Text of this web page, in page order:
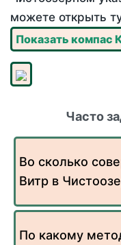
можете открыть
Показать компас
Часто
Во сколько
Витр в
По какому